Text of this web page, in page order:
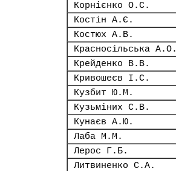
Корнієнко О.С.
Костін А.Є.
Костюх А.В.
Красносільська А.О.
Крейденко В.В.
Кривошеєв І.С.
Кузбит Ю.М.
Кузьміних С.В.
Кунаєв А.Ю.
Лаба М.М.
Лерос Г.Б.
Литвиненко С.А.